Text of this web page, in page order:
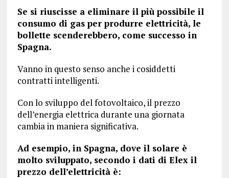
Se si riuscisse a eliminare il più possibile il
consumo di gas per produrre elettricità, le
bollette scenderebbero, come successo in
Spagna.
Vanno in questo senso anche i cosiddetti
contratti intelligenti.
Con lo sviluppo del fotovoltaico, il prezzo
dell’energia elettrica durante una giornata
cambia in maniera significativa.
Ad esempio, in Spagna, dove il solare è
molto sviluppato, secondo i dati di Elex il
prezzo dell’elettricità è: